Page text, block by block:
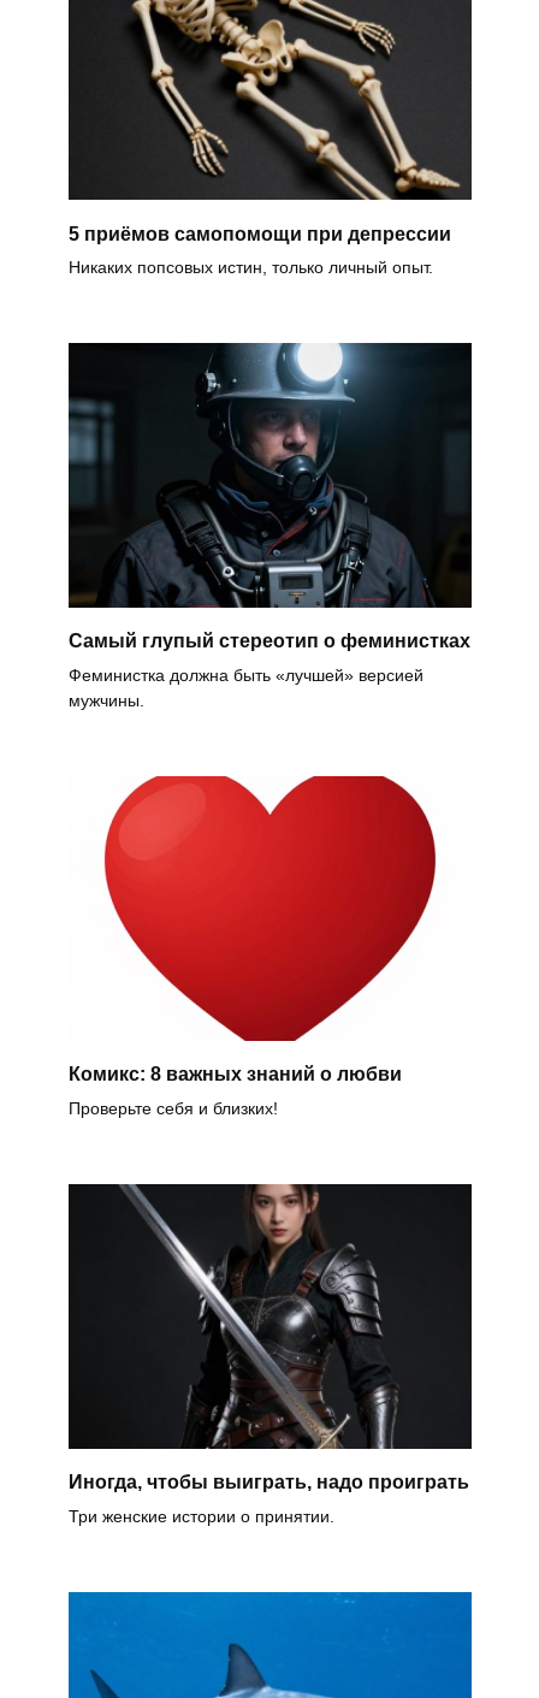
5 приёмов самопомощи при депрессии
Никаких попсовых истин, только личный опыт.
Самый глупый стереотип о феминистках
Феминистка должна быть «лучшей» версией
мужчины.
Комикс: 8 важных знаний о любви
Проверьте себя и близких!
Иногда, чтобы выиграть, надо проиграть
Три женские истории о принятии.